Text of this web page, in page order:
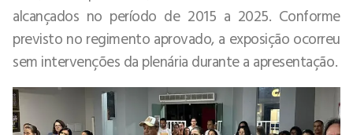
alcançados no período de 2015 a 2025. Conforme
previsto no regimento aprovado, a exposição ocorreu
sem intervenções da plenária durante a apresentação.